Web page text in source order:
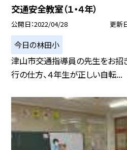
交通安全教室（１・４年）
公開日 2022/04/28 更新
今日の林田小
津山市交通指導員の先生をお招
行の仕方、４年生が正しい自転...